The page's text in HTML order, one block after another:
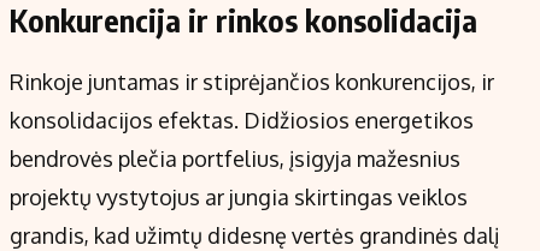
Konkurencija ir rinkos konsolidacija
Rinkoje juntamas ir stiprėjančios konkurencijos, ir
konsolidacijos efektas. Didžiosios energetikos
bendrovės plečia portfelius, įsigyja mažesnius
projektų vystytojus ar jungia skirtingas veiklos
grandis, kad užimtų didesnę vertės grandinės dalį